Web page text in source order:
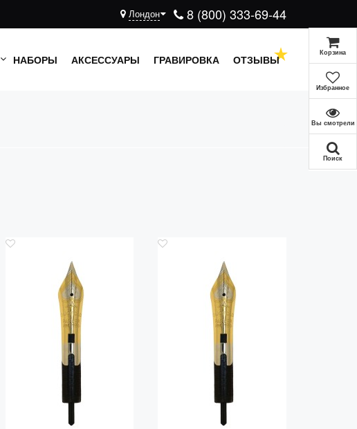
8 (800) 333-69-44
Лондон
НАБОРЫ АКСЕССУАРЫ ГРАВИРОВКА ОТЗЫВЫ
Корзина
Избранное
Вы смотрели
Поиск